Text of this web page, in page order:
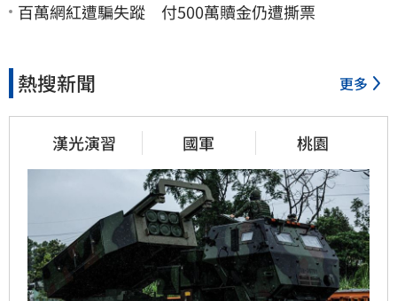
百萬網紅遭騙失蹤 付500萬贖金仍遭撕票
熱搜新聞 更多
漢光演習 國軍 桃園